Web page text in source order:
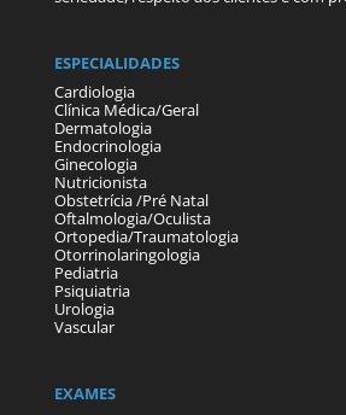
ESPECIALIDADES
Cardiologia
Clínica Médica/Geral
Dermatologia
Endocrinologia
Ginecologia
Nutricionista
Obstetrícia /Pré Natal
Oftalmologia/Oculista
Ortopedia/Traumatologia
Otorrinolaringologia
Pediatria
Psiquiatria
Urologia
Vascular
EXAMES